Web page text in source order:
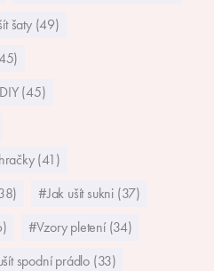
šaty (49)
(45)
(41)
#Jak ušít sukni (37)
#Vzory pletení (34)
spodní prádlo (33)